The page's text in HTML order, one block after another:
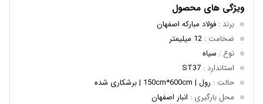
ویژگی های محصول
برند : فولاد مبارکه اصفهان
ضخامت : 12 میلیمتر
نوع : سیاه
استاندارد:
ST37
حالت : رول | 150cm*600cm | برشکاری شده
محل بارگیری : انبار اصفهان